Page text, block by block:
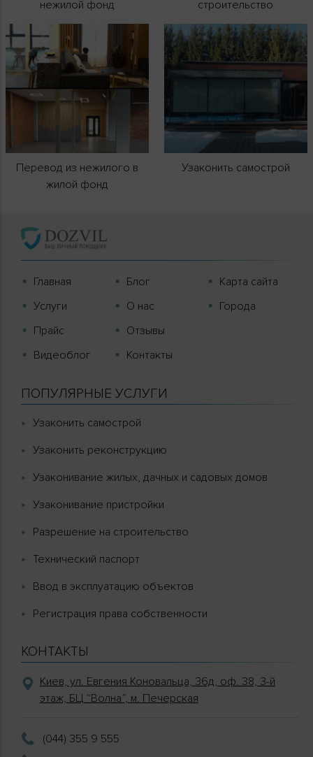
нежилой фонд
строительство
Перевод из нежилого в
жилой фонд
Узаконить самострой
Главная
Услуги
Прайс
Видеоблог
Блог
О нас
Отзывы
Контакты
Карта сайта
Города
ПОПУЛЯРНЫЕ УСЛУГИ
Узаконить самострой
Узаконить реконструкцию
Узаконивание жилых, дачных и садовых домов
Узаконивание пристройки
Разрешение на строительство
Технический паспорт
Ввод в эксплуатацию объектов
Регистрация права собственности
КОНТАКТЫ
Киев, ул. Евгения Коновальца, 36д, оф. 38, 3-й
этаж, БЦ “Волна”, м. Печерская
(044) 355 9 555